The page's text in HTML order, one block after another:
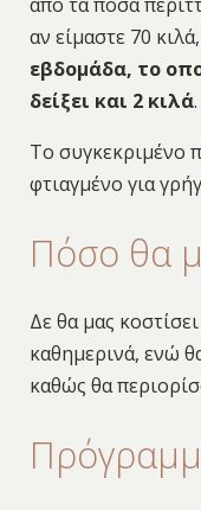
αν είμαστε 70
εβδομάδα, το
δείξει και 2 κιλά.
Το συγκεκριμένο
φτιαγμένο για
Πόσο θα
Δε θα μας
καθημερινά, ενώ
καθώς θα